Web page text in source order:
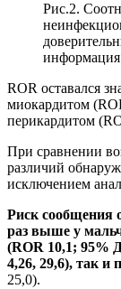
Рис.2.
информация
ROR оставался
миокардитом
перикардитом
При сравнении
различий
исключением
Риск сообщения
раз выше у
(ROR 10,1; 95%
4,26, 29,6), так и
25,0).